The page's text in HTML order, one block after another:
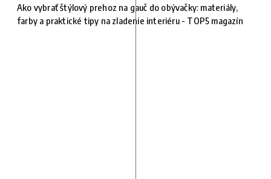
Ako vybrať štýlový prehoz na gauč do obývačky: materiály,
farby a praktické tipy na zladenie interiéru - TOP5 magazín